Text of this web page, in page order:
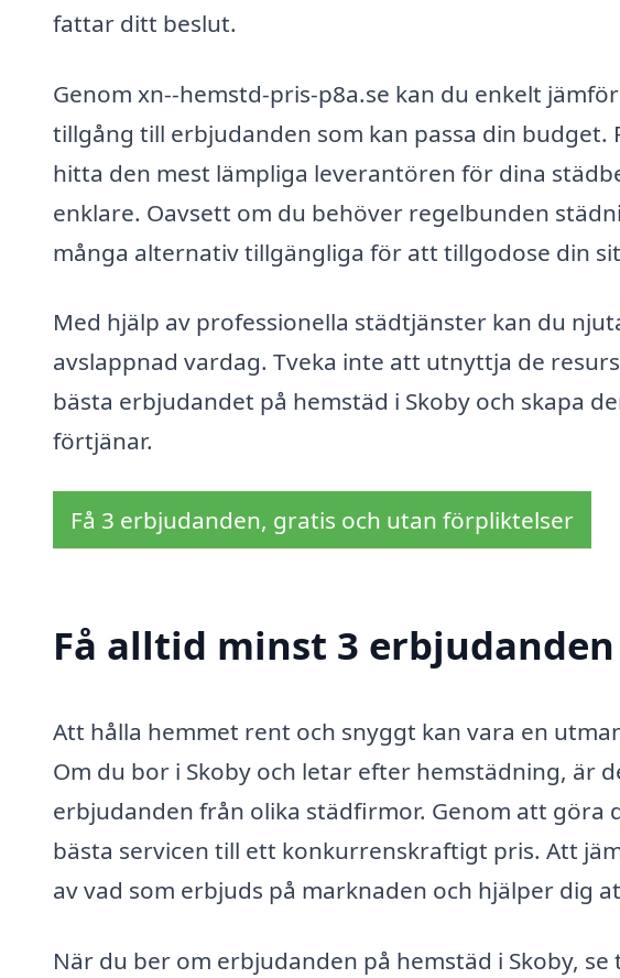
fattar ditt beslut.
Genom xn--hemstd-pris-p8a.se kan du enkelt
tillgång till erbjudanden som kan passa din
hitta den mest lämpliga leverantören för dina
enklare. Oavsett om du behöver regelbunden
många alternativ tillgängliga för att tillgodose din
Med hjälp av professionella städtjänster kan du
avslappnad vardag. Tveka inte att utnyttja de
bästa erbjudandet på hemstäd i Skoby och skapa
förtjänar.
Få 3 erbjudanden, gratis och utan förpliktelser
Få alltid minst 3
Att hålla hemmet rent och snyggt kan vara en
Om du bor i Skoby och letar efter hemstädning, är
erbjudanden från olika städfirmor. Genom att göra
bästa servicen till ett konkurrenskraftigt pris. Att
av vad som erbjuds på marknaden och hjälper dig
När du ber om erbjudanden på hemstäd i Skoby,